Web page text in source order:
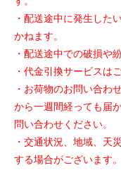
・配送途中に発生した
かねます。
・配送途中での破損や
・代金引換サービスは
・お荷物のお問い合わ
から一週間経っても届
問い合わせください。
・交通状況、地域、天
する場合がございます